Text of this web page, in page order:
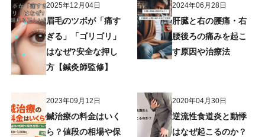
2025年12月04日
眉毛のツボが「痛す
ぎる」「ゴリゴリ」
はなぜ?安全な押し
方【鍼灸師監修】
2024年06月28日
肝臓と右の腰痛・右
腰後ろの痛みを起こ
す原因や治療法
2023年09月12日
鍼治療の料金はいく
ら？値段の相場や保
2020年04月30日
逆流性食道炎と動悸
はなぜ起こるのか？